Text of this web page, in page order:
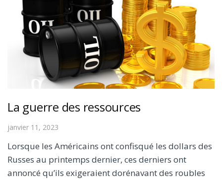
La guerre des ressources
janvier 11, 2023
Lorsque les Américains ont confisqué les dollars des
Russes au printemps dernier, ces derniers ont
annoncé qu’ils exigeraient dorénavant des roubles